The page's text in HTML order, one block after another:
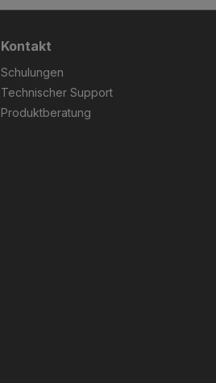
Kontakt
Schulungen
Technischer Support
Produktberatung